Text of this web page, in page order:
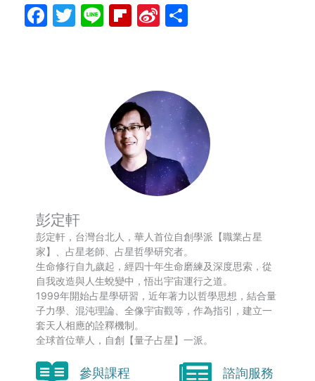
Facebook
Twitter
LineFlipboard
Sina
彭定軒
彭定軒，台灣台北人，華人首位自創學派【職業占星
家】、占星老師、占星哲學研究者。
生命修行自九歲起，經四十年生命磨練及深度思索，從
自我改造與人生蛻變中，悟出宇宙運行之道。
1999年開始占星學研習，近年著力以哲學思想，結合量
子力學、混沌理論、全像宇宙觀等，作為指引，建立一
套天人相應的詮釋機制。
全球首位華人，自創【量子占星】一派。
參與課程 諮詢服務